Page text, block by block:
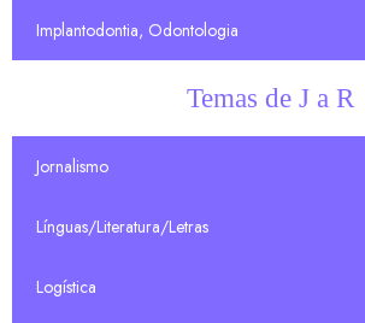
Implantodontia, Odontologia
Temas de J a R
Jornalismo
Línguas/Literatura/Letras
Logística